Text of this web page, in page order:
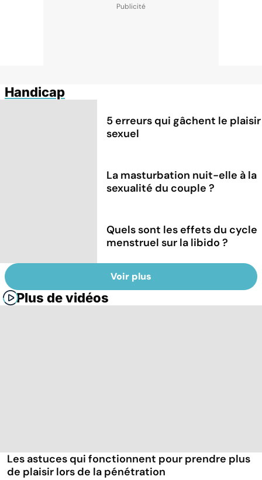
Handicap
5 erreurs qui gâchent le plaisir
sexuel
La masturbation nuit-elle à la
sexualité du couple ?
Quels sont les effets du cycle
menstruel sur la libido ?
Voir plus
Plus de vidéos
Les astuces qui fonctionnent pour prendre plus
de plaisir lors de la pénétration